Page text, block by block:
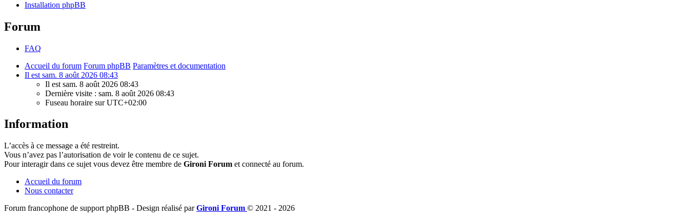
Installation phpBB
Forum
FAQ
Accueil du forum Forum phpBB Paramètres et documentation
Il est sam. 8 août 2026 08:43
Il est sam. 8 août 2026 08:43
Dernière visite : sam. 8 août 2026 08:43
Fuseau horaire surUTC+02:00
Information
L’accès à ce message a été restreint.
Vous n’avez pas l’autorisation de voir le contenu de ce sujet.
Pour interagir dans ce sujet vous devez être membre de Gironi Forum et connecté au forum.
Accueil du forum
Nous contacter
Forum francophone de support phpBB - Design réalisé parGironi Forum © 2021 - 2026